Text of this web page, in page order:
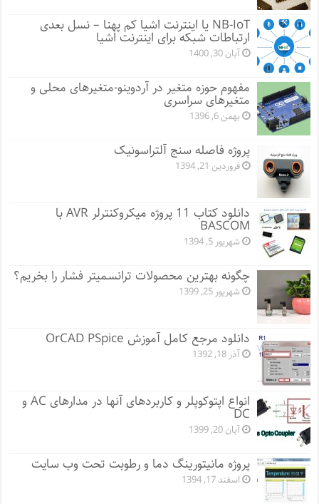
NB-IoT یا اینترنت اشیا کم پهنا – نسل بعدی
ارتباطات شبکه برای اینترنت اشیا
آبان 30, 1400
مفهوم حوزه متغیر در آردوینو-متغیرهای محلی و
متغیرهای سراسری
بهمن 6, 1396
پروژه فاصله سنج آلتراسونیک
فروردین 21, 1394
دانلود کتاب 11 پروژه میکروکنترلر AVR با
BASCOM
شهریور 5, 1394
چگونه بهترین محصولات ترانسمیتر فشار را بخریم؟
شهریور 25, 1399
دانلود مرجع کامل آموزش OrCAD PSpice
آذر 18, 1392
انواع اپتوکوپلر و کاربردهای آنها در مدارهای AC و
DC
آبان 20, 1399
پروژه مانيتورينگ دما و رطوبت تحت وب سایت
اسفند 17, 1394